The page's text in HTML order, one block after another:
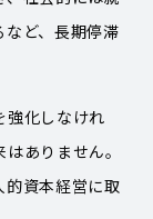
ど、長期停滞
強化しなけれ
ありません。
的資本経営に取